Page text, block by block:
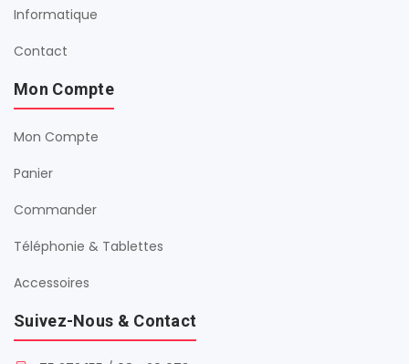
Informatique
Contact
Mon Compte
Mon Compte
Panier
Commander
Téléphonie & Tablettes
Accessoires
Suivez-Nous & Contact